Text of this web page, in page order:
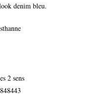
denim bleu.
2 sens